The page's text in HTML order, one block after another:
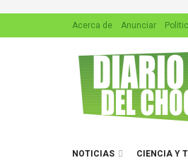
Acerca de Anunciar
NOTICIAS CIENCIA Y